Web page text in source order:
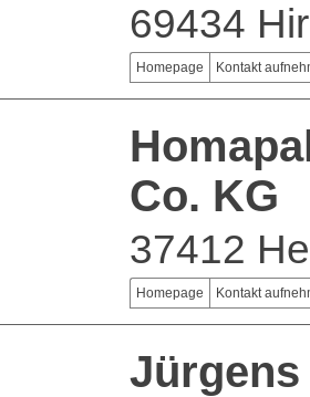
69434
Homepage Kontakt
Co. KG
37412
Homepage Kontakt